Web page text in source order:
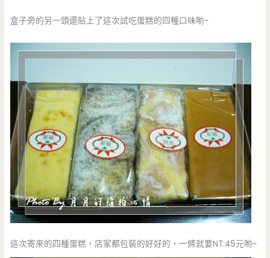
盒子旁的另一頭還貼上了這次試吃蛋糕的四種口味喲~
這次寄來的四種蛋糕，店家都包裝的好好的，一條就要NT:45元喲~